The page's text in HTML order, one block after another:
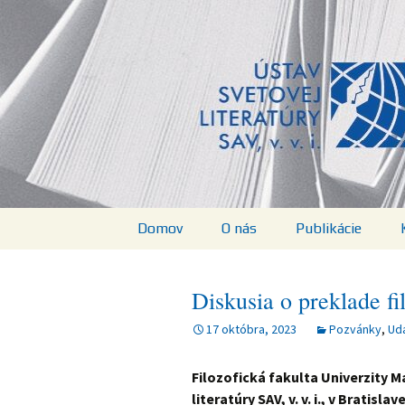
obsah
Ústav
verejná výskumná inštitúcia
Domov O nás
Pracovníčky a
pracovníci
Projekty
Publikácie
Zoznam
ÚSvL SAV, v. v. i.
Studies
Diskusia o preklade
17 októbra, 2023 Pozvánky,
Filozofická fakulta Univerzity
literatúry SAV, v. v. i., v